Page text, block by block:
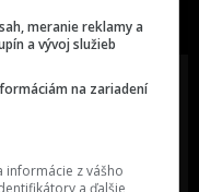
mali určite napísať?
meranie reklamy a
a vývoj služieb
na zariadení
informácie z vášho
a ďalšie